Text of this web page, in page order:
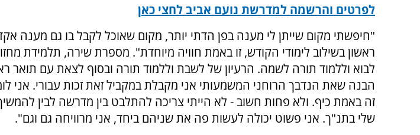
לפרטים והרשמה למדרשת נועם אביב לחצי כאן
"חיפשתי מקום שייתן לי מענה בפן הדתי יותר, מקום שאוכל לקבל בו גם מענה
ראשון בשילוב לימודי הקודש, זו באמת חוויה מיוחדת". מספרת שירה, תלמידת
לבוא וללמוד תורה לשמה. הרעיון של לשבת וללמוד תורה ובסוף לצאת עם תואר
הבנה שאת הנדבך הרוחני המשמעותי אני מקבלת במקביל זאת זכות עבורי. אני
זה באמת כיף. ולא פחות חשוב - לא הייתי צריכה להתלבט בין מדרשה לבין
שלי בתנ"ך. אני פשוט יכולה לעשות פה את שניהם ביחד, אני מרוויחה גם וגם".